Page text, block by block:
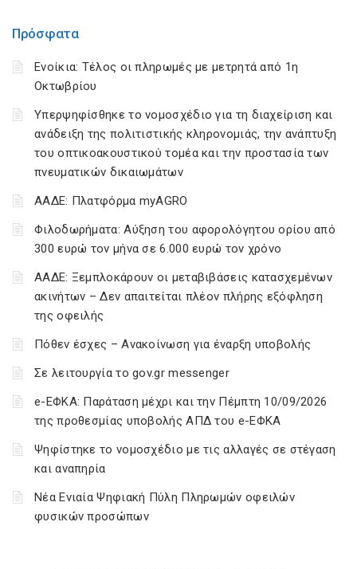
Πρόσφατα
Ενοίκια: Τέλος οι πληρωμές με μετρητά από 1η
Οκτωβρίου
Υπερψηφίσθηκε το νομοσχέδιο για τη διαχείριση και
ανάδειξη της πολιτιστικής κληρονομιάς, την ανάπτυξη
του οπτικοακουστικού τομέα και την προστασία των
πνευματικών δικαιωμάτων
ΑΑΔΕ: Πλατφόρμα myAGRO
Φιλοδωρήματα: Αύξηση του αφορολόγητου ορίου από
300 ευρώ τον μήνα σε 6.000 ευρώ τον χρόνο
ΑΑΔΕ: Ξεμπλοκάρουν οι μεταβιβάσεις κατασχεμένων
ακινήτων – Δεν απαιτείται πλέον πλήρης εξόφληση
της οφειλής
Πόθεν έσχες – Ανακοίνωση για έναρξη υποβολής
Σε λειτουργία το gov.gr messenger
e-ΕΦΚΑ: Παράταση μέχρι και την Πέμπτη 10/09/2026
της προθεσμίας υποβολής ΑΠΔ του e-ΕΦΚΑ
Ψηφίστηκε το νομοσχέδιο με τις αλλαγές σε στέγαση
και αναπηρία
Νέα Ενιαία Ψηφιακή Πύλη Πληρωμών οφειλών
φυσικών προσώπων